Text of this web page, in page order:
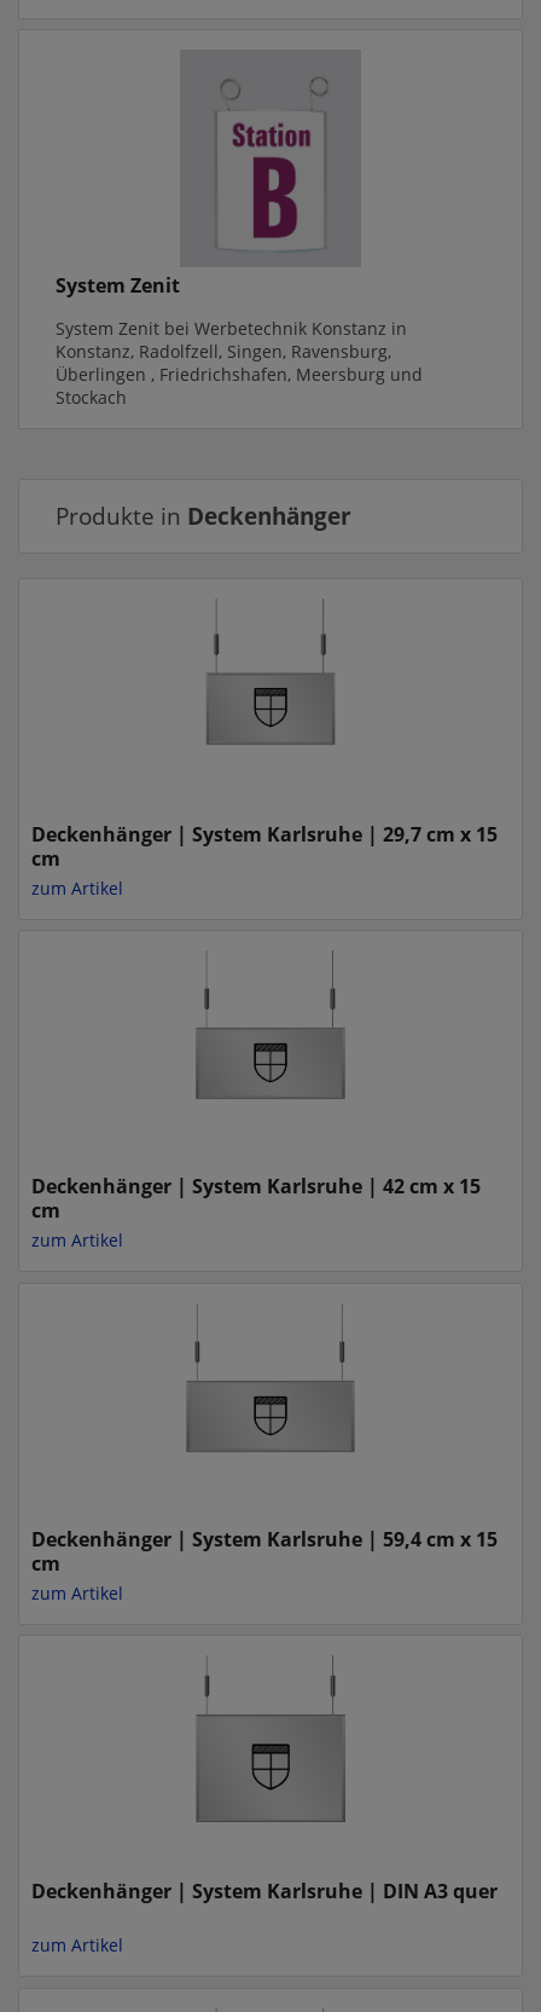
System Zenit
System Zenit bei Werbetechnik Konstanz in
Konstanz, Radolfzell, Singen, Ravensburg,
Überlingen , Friedrichshafen, Meersburg und
Stockach
Produkte in Deckenhänger
Deckenhänger | System Karlsruhe | 29,7 cm x 15
cm
zum Artikel
Deckenhänger | System Karlsruhe | 42 cm x 15
cm
zum Artikel
Deckenhänger | System Karlsruhe | 59,4 cm x 15
cm
zum Artikel
Deckenhänger | System Karlsruhe | DIN A3 quer
zum Artikel